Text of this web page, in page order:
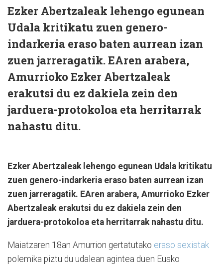
Ezker Abertzaleak lehengo egunean
Udala kritikatu zuen genero-
indarkeria eraso baten aurrean izan
zuen jarreragatik. EAren arabera,
Amurrioko Ezker Abertzaleak
erakutsi du ez dakiela zein den
jarduera-protokoloa eta herritarrak
nahastu ditu.
Ezker Abertzaleak lehengo egunean Udala kritikatu
zuen genero-indarkeria eraso baten aurrean izan
zuen jarreragatik. EAren arabera, Amurrioko Ezker
Abertzaleak erakutsi du ez dakiela zein den
jarduera-protokoloa eta herritarrak nahastu ditu.
Maiatzaren 18an Amurrion gertatutako eraso sexistak
polemika piztu du udalean agintea duen Eusko